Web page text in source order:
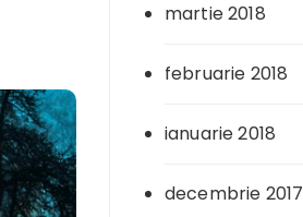
martie 2018
februarie 2018
ianuarie 2018
decembrie 2017